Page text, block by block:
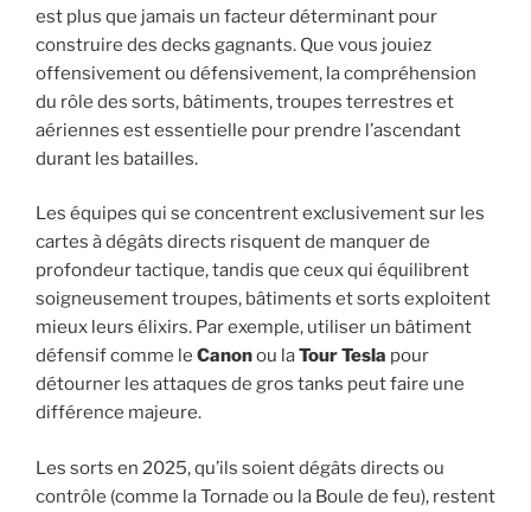
est plus que jamais un facteur déterminant pour
construire des decks gagnants. Que vous jouiez
offensivement ou défensivement, la compréhension
du rôle des sorts, bâtiments, troupes terrestres et
aériennes est essentielle pour prendre l’ascendant
durant les batailles.
Les équipes qui se concentrent exclusivement sur les
cartes à dégâts directs risquent de manquer de
profondeur tactique, tandis que ceux qui équilibrent
soigneusement troupes, bâtiments et sorts exploitent
mieux leurs élixirs. Par exemple, utiliser un bâtiment
défensif comme le Canonou laTour Tesla pour
détourner les attaques de gros tanks peut faire une
différence majeure.
Les sorts en 2025, qu’ils soient dégâts directs ou
contrôle (comme la Tornade ou la Boule de feu), restent